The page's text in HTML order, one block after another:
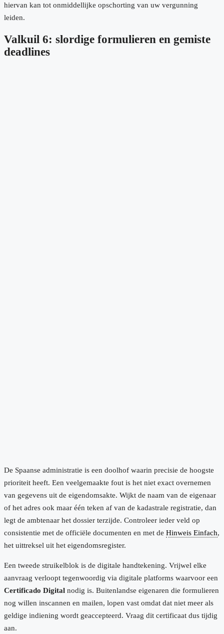
hiervan kan tot onmiddellijke opschorting van uw vergunning
leiden.
Valkuil 6: slordige formulieren en gemiste
deadlines
De Spaanse administratie is een doolhof waarin precisie de hoogste
prioriteit heeft. Een veelgemaakte fout is het niet exact overnemen
van gegevens uit de eigendomsakte. Wijkt de naam van de eigenaar
of het adres ook maar één teken af van de kadastrale registratie, dan
legt de ambtenaar het dossier terzijde. Controleer ieder veld op
consistentie met de officiële documenten en met de Hinweis Einfach,
het uittreksel uit het eigendomsregister.
Een tweede struikelblok is de digitale handtekening. Vrijwel elke
aanvraag verloopt tegenwoordig via digitale platforms waarvoor een
Certificado Digital nodig is. Buitenlandse eigenaren die formulieren
nog willen inscannen en mailen, lopen vast omdat dat niet meer als
geldige indiening wordt geaccepteerd. Vraag dit certificaat dus tijdig
aan.